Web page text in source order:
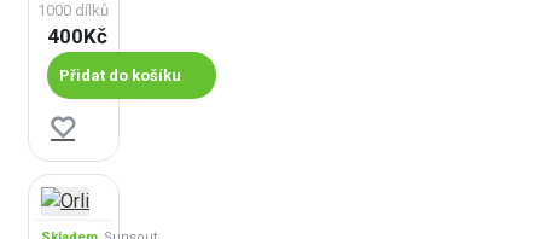
1000 dílků
400Kč
Přidat do košíku